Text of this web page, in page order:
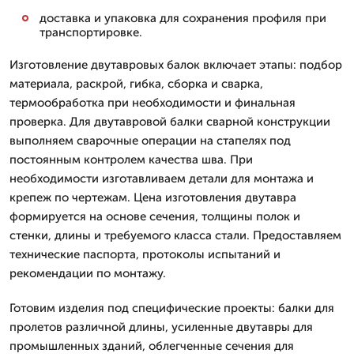
доставка и упаковка для сохранения профиля при
транспортировке.
Изготовление двутавровых балок включает этапы: подбор
материала, раскрой, гибка, сборка и сварка,
термообработка при необходимости и финальная
проверка. Для двутавровой балки сварной конструкции
выполняем сварочные операции на стапелях под
постоянным контролем качества шва. При
необходимости изготавливаем детали для монтажа и
крепеж по чертежам. Цена изготовления двутавра
формируется на основе сечения, толщины полок и
стенки, длины и требуемого класса стали. Предоставляем
технические паспорта, протоколы испытаний и
рекомендации по монтажу.
Готовим изделия под специфические проекты: балки для
пролетов различной длины, усиленные двутавры для
промышленных зданий, облегченные сечения для